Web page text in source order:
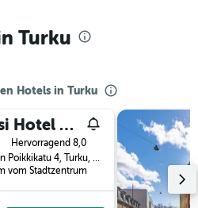
Turku
Hotels in Turku
Hiisi Hotel Turku Seaport
Hervorragend 8,0
Toinen Poikkikatu 4, Turku, Südwest-Finnland, Finnland
vom Stadtzentrum